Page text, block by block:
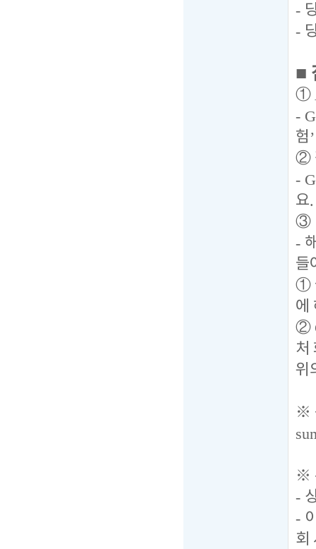
-
-
■
①
-
험
②
-
요.
③
-
들
①
에
②
처
위
※
※
-
-
회